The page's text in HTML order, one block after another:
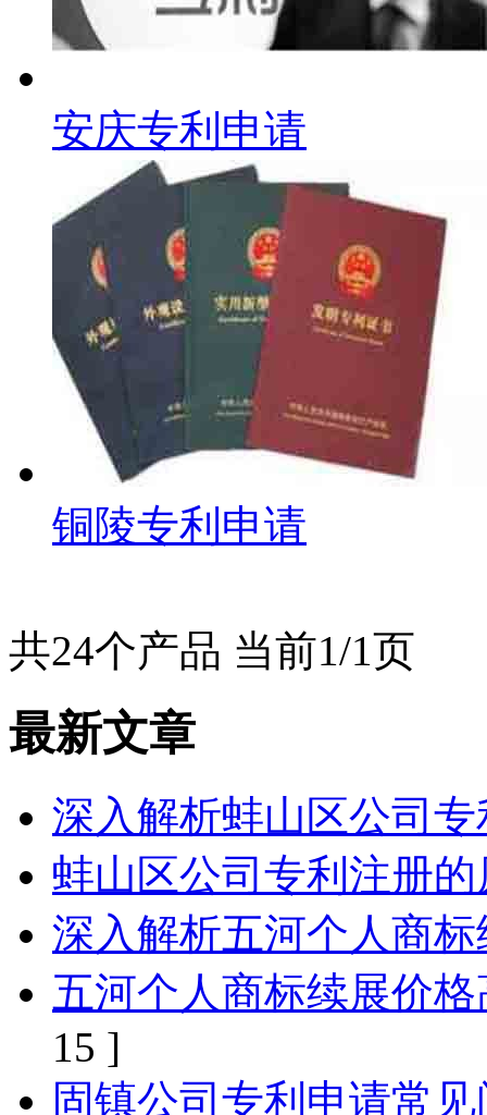
安庆专利申请
铜陵专利申请
共24个产品 当前1/1页
最新文章
深入解析蚌山区公司
蚌山区公司专利注册
深入解析五河个人商
五河个人商标续展价
15 ]
固镇公司专利申请常